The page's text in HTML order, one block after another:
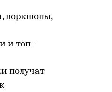
воркшопы,
и топ-
получат